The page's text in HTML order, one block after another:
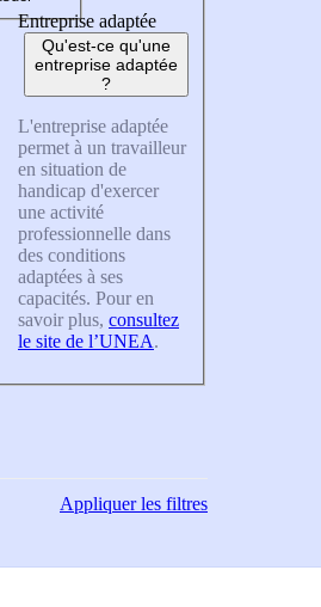
Entreprise adaptée
Qu'est-ce qu'une
entreprise adaptée
?
L'entreprise adaptée
permet à un travailleur
en situation de
handicap d'exercer
une activité
professionnelle dans
des conditions
adaptées à ses
capacités. Pour en
savoir plus, consultez
le site de l’UNEA.
Appliquerles filtres